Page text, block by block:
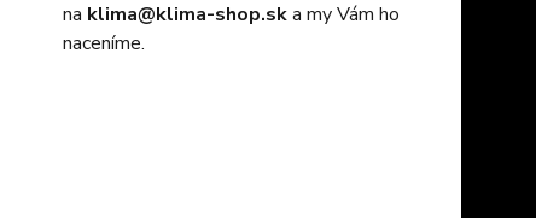
na klima@klima-shop.ska my Vám ho
naceníme.